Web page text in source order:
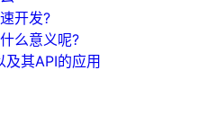
开发?
么意义呢?
及其API的应用